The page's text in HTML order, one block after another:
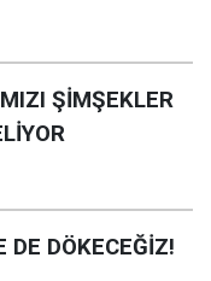
ŞİMŞEKLER
DE DÖKECEĞİZ!